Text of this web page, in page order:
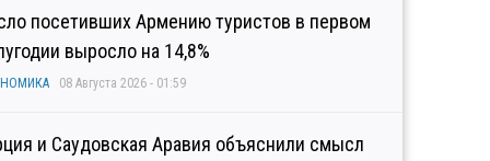
посетивших Армению туристов в первом
выросло на 14,8%
08 Августа 2026 - 01:59
и Саудовская Аравия объяснили смысл